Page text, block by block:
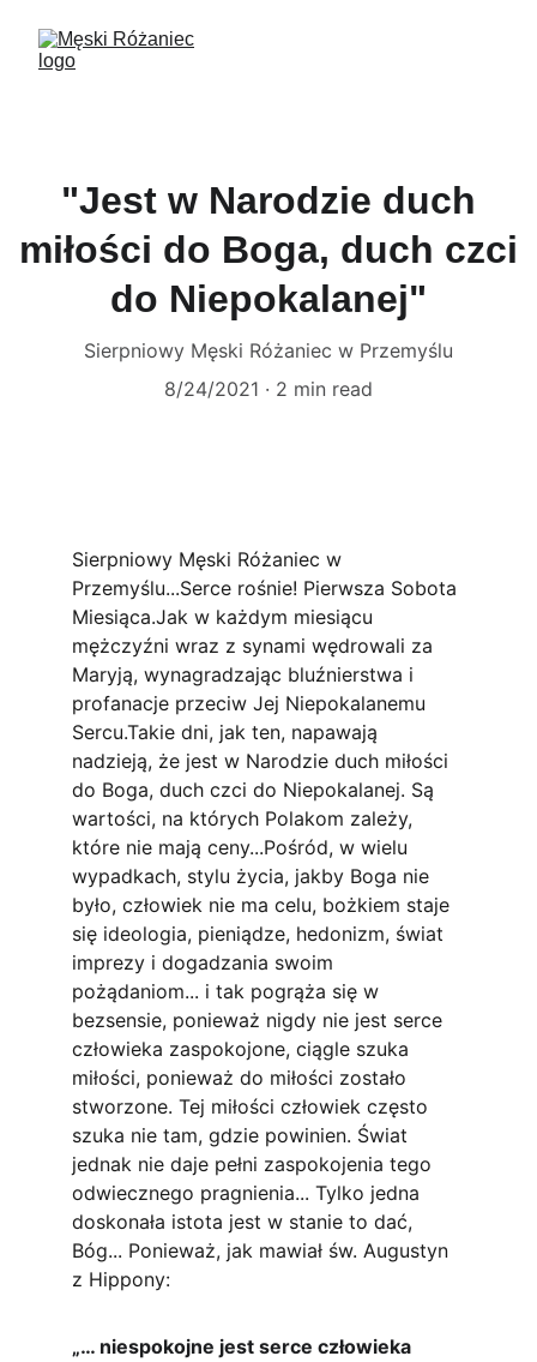
"Jest w Narodzie duch
miłości do Boga, duch czci
do Niepokalanej"
Sierpniowy Męski Różaniec w Przemyślu
8/24/2021
2 min read
Sierpniowy Męski Różaniec w
Przemyślu...Serce rośnie! Pierwsza Sobota
Miesiąca.Jak w każdym miesiącu
mężczyźni wraz z synami wędrowali za
Maryją, wynagradzając bluźnierstwa i
profanacje przeciw Jej Niepokalanemu
Sercu.Takie dni, jak ten, napawają
nadzieją, że jest w Narodzie duch miłości
do Boga, duch czci do Niepokalanej. Są
wartości, na których Polakom zależy,
które nie mają ceny...Pośród, w wielu
wypadkach, stylu życia, jakby Boga nie
było, człowiek nie ma celu, bożkiem staje
się ideologia, pieniądze, hedonizm, świat
imprezy i dogadzania swoim
pożądaniom... i tak pogrąża się w
bezsensie, ponieważ nigdy nie jest serce
człowieka zaspokojone, ciągle szuka
miłości, ponieważ do miłości zostało
stworzone. Tej miłości człowiek często
szuka nie tam, gdzie powinien. Świat
jednak nie daje pełni zaspokojenia tego
odwiecznego pragnienia... Tylko jedna
doskonała istota jest w stanie to dać,
Bóg... Ponieważ, jak mawiał św. Augustyn
z Hippony:
„… niespokojne jest serce człowieka